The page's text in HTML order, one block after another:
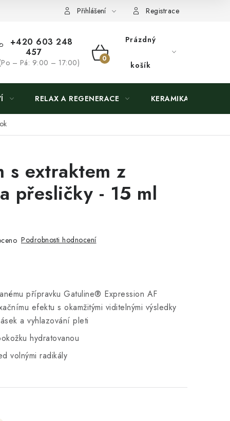
Přihlášení Registrace
+420 603 248
457
– Pá: 9:00 – 17:00)
NÁKUPNÍ
Prázdný
košík
RELAX A REGENERACE KERAMIKA
s extraktem z
přesličky - 15 ml
Podrobnosti hodnocení
přípravku Gatuline® Expression AF
efektu s okamžitými viditelnými výsledky
a vyhlazování pleti
hydratovanou
volnými radikály